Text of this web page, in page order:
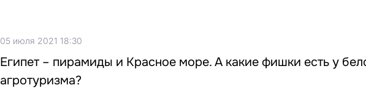
05 июля 2021 18:30
Египет – пирамиды и Красное море. А какие фишки есть у
агротуризма?